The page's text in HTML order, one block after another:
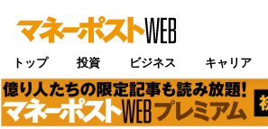
トップ 投資 ビジネス キャリア